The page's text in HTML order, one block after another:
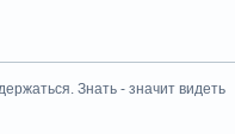
Знать - значит видеть